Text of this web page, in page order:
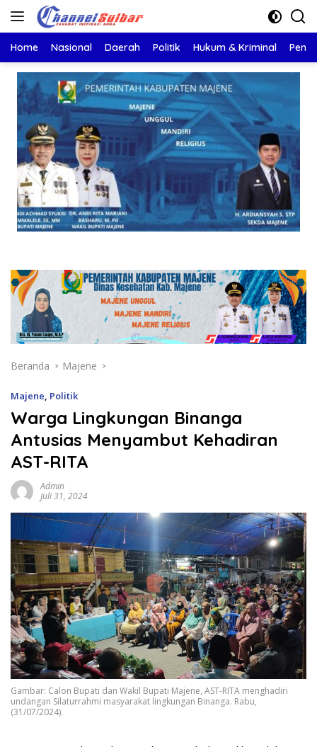
Langsung
Home Nasional Daerah Politik Hukum & Kriminal
Beranda Majene
Majene Politik
Warga Lingkungan Binanga
Antusias Menyambut Kehadiran
AST-RITA
Admin
Juli 31, 2024
Gambar: Calon Bupati dan Wakil Bupati Majene, AST-RITA menghadiri
undangan Silaturrahmi masyarakat lingkungan Binanga. Rabu,
(31/07/2024).